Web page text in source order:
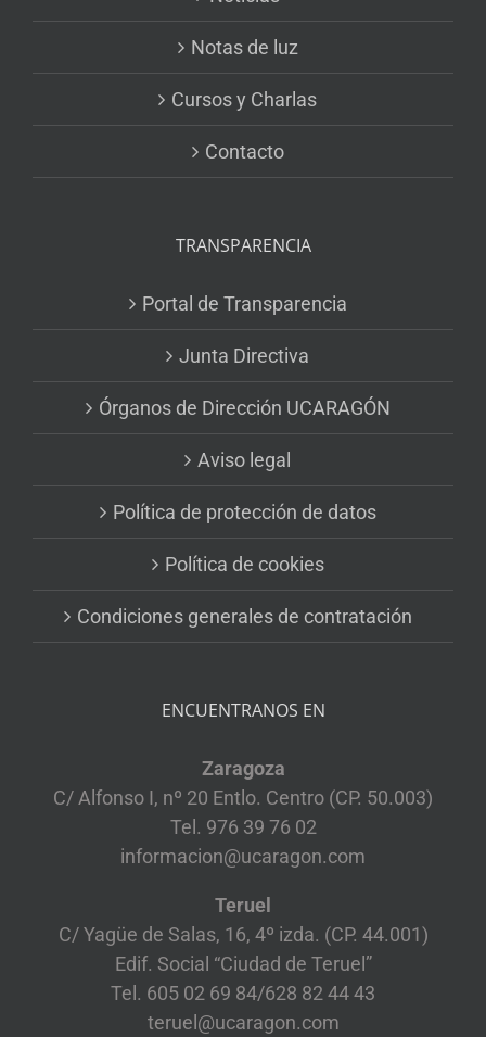
Notas de luz
Cursos y Charlas
Contacto
TRANSPARENCIA
Portal de Transparencia
Junta Directiva
Órganos de Dirección UCARAGÓN
Aviso legal
Política de protección de datos
Política de cookies
Condiciones generales de contratación
ENCUENTRANOS EN
Zaragoza
C/ Alfonso I, nº 20 Entlo. Centro (CP. 50.003)
Tel. 976 39 76 02
informacion@ucaragon.com
Teruel
C/ Yagüe de Salas, 16, 4º izda. (CP. 44.001)
Edif. Social “Ciudad de Teruel”
Tel. 605 02 69 84/628 82 44 43
teruel@ucaragon.com